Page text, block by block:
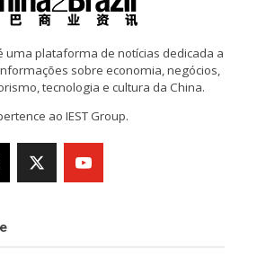
uma plataforma de notícias dedicada a
sobre economia, negócios,
tecnologia e cultura da China.
ao IEST Group.